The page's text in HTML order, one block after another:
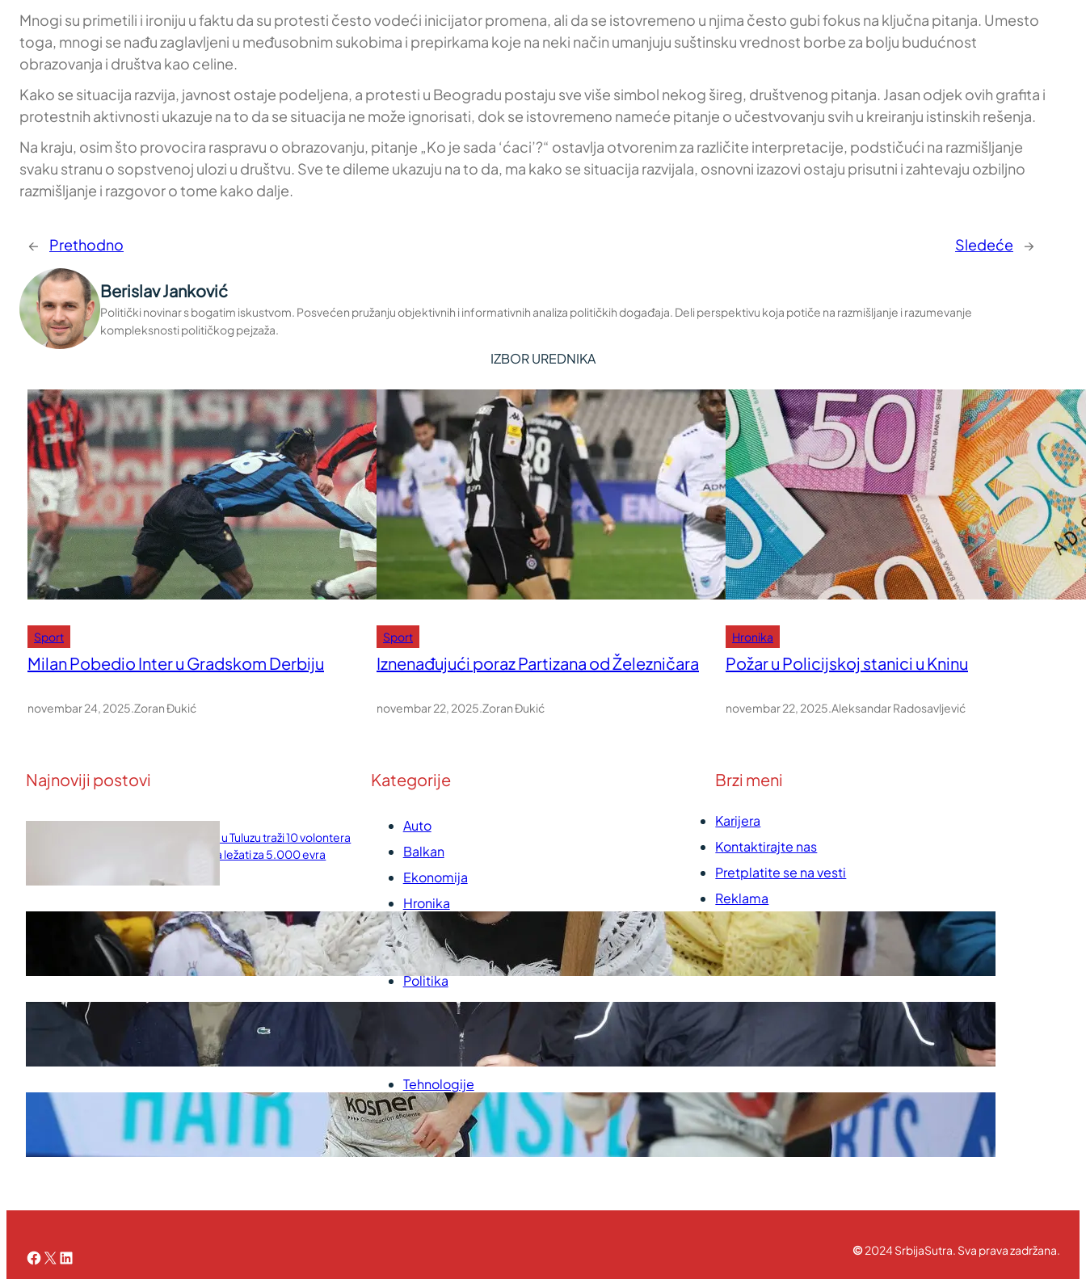
Mnogi su primetili i ironiju u faktu da su protesti često vodeći inicijator promena, ali da se istovremeno u njima često gubi fokus na ključna pitanja. Umesto
toga, mnogi se nađu zaglavljeni u međusobnim sukobima i prepirkama koje na neki način umanjuju suštinsku vrednost borbe za bolju budućnost
obrazovanja i društva kao celine.
Kako se situacija razvija, javnost ostaje podeljena, a protesti u Beogradu postaju sve više simbol nekog šireg, društvenog pitanja. Jasan odjek ovih grafita i
protestnih aktivnosti ukazuje na to da se situacija ne može ignorisati, dok se istovremeno nameće pitanje o učestvovanju svih u kreiranju istinskih rešenja.
Na kraju, osim što provocira raspravu o obrazovanju, pitanje „Ko je sada ‘ćaci’?“ ostavlja otvorenim za različite interpretacije, podstičući na razmišljanje
svaku stranu o sopstvenoj ulozi u društvu. Sve te dileme ukazuju na to da, ma kako se situacija razvijala, osnovni izazovi ostaju prisutni i zahtevaju ozbiljno
razmišljanje i razgovor o tome kako dalje.
← Prethodno Sledeće →
Berislav Janković
Politički novinar s bogatim iskustvom. Posvećen pružanju objektivnih i informativnih analiza političkih događaja. Deli perspektivu koja potiče na razmišljanje i razumevanje
kompleksnosti političkog pejzaža.
IZBOR UREDNIKA
Sport
Milan Pobedio Inter u Gradskom Derbiju
novembar 24, 2025 Zoran Đukić
Sport
Iznenađujući poraz Partizana od Železničara
novembar 22, 2025 Zoran Đukić
Hronika
Požar u Policijskoj stanici u Kninu
novembar 22, 2025 Aleksandar Radosavljević
Najnoviji postovi
Naučni institut u Tuluzu traži 10 volontera
koji će 10 dana ležati za 5.000 evra
Saveti za Zdrav Božićni Post 2025
novembar 28, 2025
Doček legende Željka Obradovića
novembar 27, 2025
Ognjen Jaramaz u Cedevita Olimpiji, dok
Partizan doživljava promene
novembar 27, 2025
Kategorije
Auto
Balkan
Ekonomija
Hronika
Kultura
Medicina
Politika
Sport
Tehnologije
Brzi meni
Karijera
Kontaktirajte nas
Pretplatite se na vesti
Reklama
Urednička politika
Pravila korišćenja
Facebook
X LinkedIn ©2024 SrbijaSutra. Sva prava zadržana.